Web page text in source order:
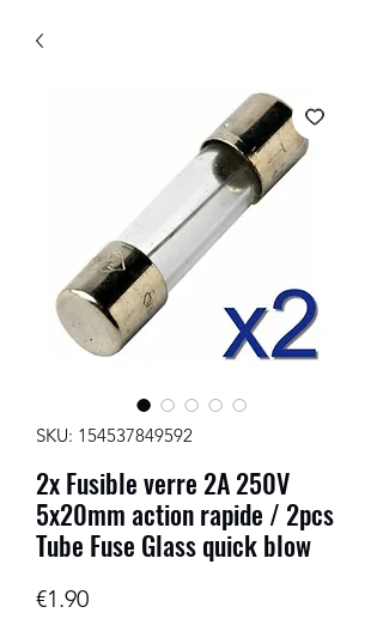
SKU: 154537849592
2x Fusible verre 2A 250V
5x20mm action rapide / 2pcs
Tube Fuse Glass quick blow
€1.90Price